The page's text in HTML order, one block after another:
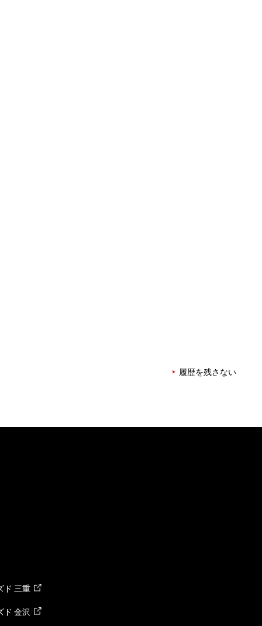
履歴を残さない
ド 三重
ド 金沢